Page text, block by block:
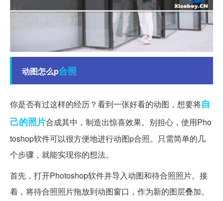
动图怎么p合照
你是否有过这样的经历？看到一张好看的动图，想要将自
己的照片合成其中，制造出惊喜效果。别担心，使用Pho
toshop软件可以很方便地进行动图p合照。只需简单的几
个步骤，就能实现你的想法。
首先，打开Photoshop软件并导入动图和待合照照片。接
着，将待合照照片拖放到动图窗口，作为新的图层叠加。